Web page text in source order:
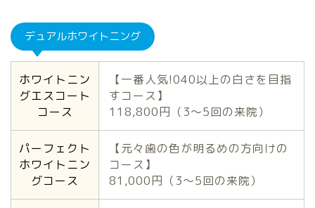
デュアルホワイトニング
ホワイトニン
グエスコート
コース
【一番人気!040以上の白さを目指
すコース】
118,800円（3〜5回の来院）
パーフェクト
ホワイトニン
グコース
【元々歯の色が明るめの方向けの
コース】
81,000円（3〜5回の来院）